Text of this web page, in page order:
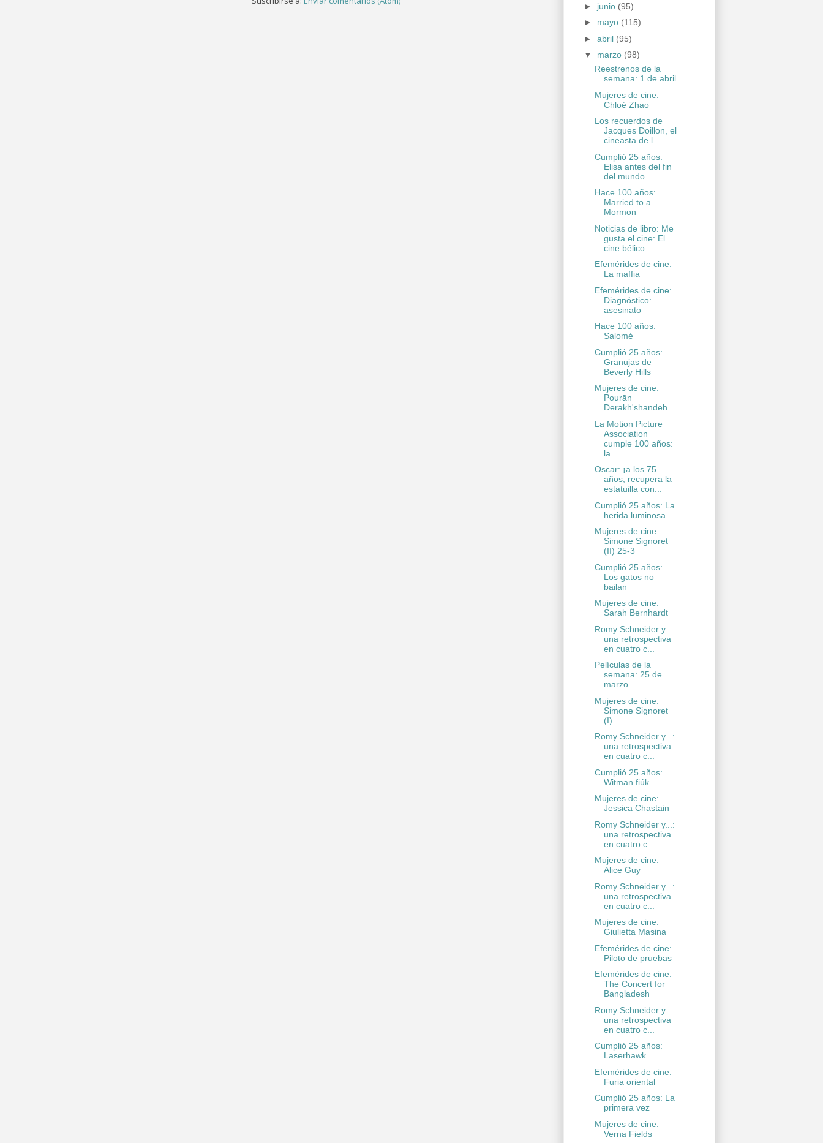
► junio (95)
► mayo (115)
► abril (95)
▼ marzo (98)
Reestrenos de la
semana: 1 de abril
Mujeres de cine:
Chloé Zhao
Los recuerdos de
Jacques Doillon, el
cineasta de l...
Cumplió 25 años:
Elisa antes del fin
del mundo
Hace 100 años:
Married to a
Mormon
Noticias de libro: Me
gusta el cine: El
cine bélico
Efemérides de cine:
La maffia
Efemérides de cine:
Diagnóstico:
asesinato
Hace 100 años:
Salomé
Cumplió 25 años:
Granujas de
Beverly Hills
Mujeres de cine:
Pourān
Derakh'shandeh
La Motion Picture
Association
cumple 100 años:
la ...
Oscar: ¡a los 75
años, recupera la
estatuilla con...
Cumplió 25 años: La
herida luminosa
Mujeres de cine:
Simone Signoret
(II) 25-3
Cumplió 25 años:
Los gatos no
bailan
Mujeres de cine:
Sarah Bernhardt
Romy Schneider y...:
una retrospectiva
en cuatro c...
Películas de la
semana: 25 de
marzo
Mujeres de cine:
Simone Signoret
(I)
Romy Schneider y...:
una retrospectiva
en cuatro c...
Cumplió 25 años:
Witman fiúk
Mujeres de cine:
Jessica Chastain
Romy Schneider y...:
una retrospectiva
en cuatro c...
Mujeres de cine:
Alice Guy
Romy Schneider y...:
una retrospectiva
en cuatro c...
Mujeres de cine:
Giulietta Masina
Efemérides de cine:
Piloto de pruebas
Efemérides de cine:
The Concert for
Bangladesh
Romy Schneider y...:
una retrospectiva
en cuatro c...
Cumplió 25 años:
Laserhawk
Efemérides de cine:
Furia oriental
Cumplió 25 años: La
primera vez
Mujeres de cine:
Verna Fields